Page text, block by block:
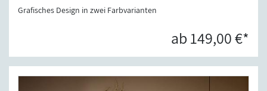
Grafisches Design in zwei Farbvarianten
ab 149,00 €*